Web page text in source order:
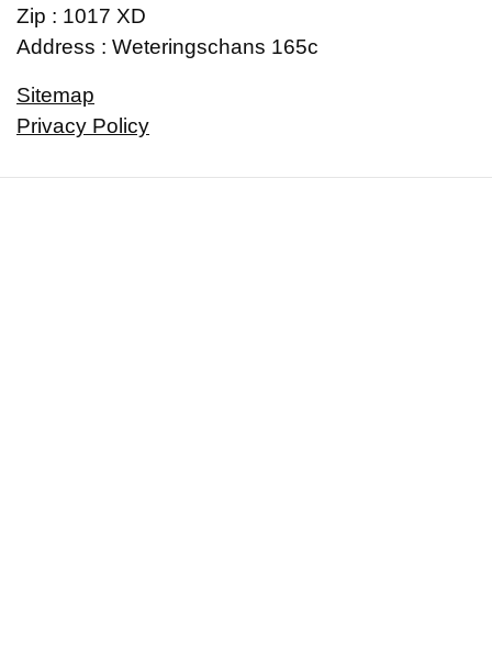
Zip : 1017 XD
Address : Weteringschans 165c
Sitemap
Privacy Policy